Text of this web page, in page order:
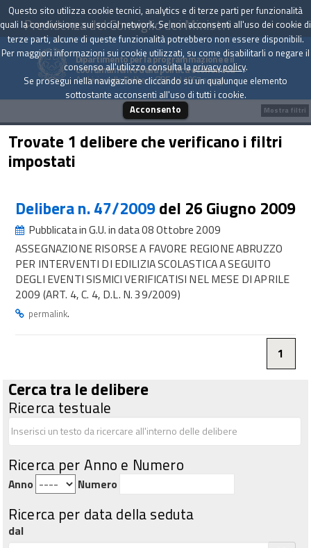
Presidenza del Consiglio dei Ministri
Dipartimento per la programmazione e il
coordinamento della politica economica
Archivio delle Delibere CIPE dal 1967 a oggi
Trovate 1 delibere che verificano i filtri
impostati
Delibera n. 47/2009del 26 Giugno 2009
Pubblicata in G.U. in data 08 Ottobre 2009
ASSEGNAZIONE RISORSE A FAVORE REGIONE ABRUZZO
PER INTERVENTI DI EDILIZIA SCOLASTICA A SEGUITO
DEGLI EVENTI SISMICI VERIFICATISI NEL MESE DI APRILE
2009 (ART. 4, C. 4, D.L. N. 39/2009)
permalink.
1
Cerca tra le delibere
Ricerca testuale
Ricerca per Anno e Numero
Anno Numero
Ricerca per data della seduta
dal
Mostra filtri
Questo sito utilizza cookie tecnici, analytics e di terze parti per funzionalità
quali la condivisione sui social network. Se non acconsenti all'uso dei cookie di
terze parti, alcune di queste funzionalità potrebbero non essere disponibili.
Per maggiori informazioni sui cookie utilizzati, su come disabilitarli o negare il
consenso all'utilizzo consulta laprivacy policy.
Se prosegui nella navigazione cliccando su un qualunque elemento
sottostante acconsenti all'uso di tutti i cookie.
Acconsento